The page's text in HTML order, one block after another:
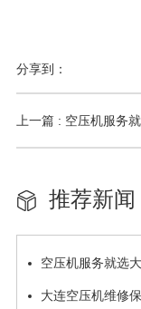
分享到：
上一篇 : 空压机服务
推荐新闻
空压机服务就选
大连空压机维修